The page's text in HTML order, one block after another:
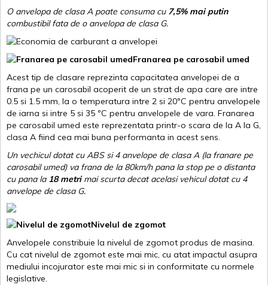
O anvelopa de clasa A poate consuma cu 7,5% mai putin
combustibil fata de o anvelopa de clasa G.
Franarea pe carosabil umed
Acest tip de clasare reprezinta capacitatea anvelopei de a
frana pe un carosabil acoperit de un strat de apa care are intre
0.5 si 1.5 mm, la o temperatura intre 2 si 20ºC pentru anvelopele
de iarna si intre 5 si 35 ºC pentru anvelopele de vara. Franarea
pe carosabil umed este reprezentata printr-o scara de la A la G,
clasa A fiind cea mai buna performanta in acest sens.
Un vechicul dotat cu ABS si 4 anvelope de clasa A (la franare pe
carosabil umed) va frana de la 80km/h pana la stop pe o distanta
cu pana la 18 metrimai scurta decat acelasi vehicul dotat cu 4
anvelope de clasa G.
Nivelul de zgomot
Anvelopele constribuie la nivelul de zgomot produs de masina.
Cu cat nivelul de zgomot este mai mic, cu atat impactul asupra
mediului incojurator este mai mic si in conformitate cu normele
legislative.